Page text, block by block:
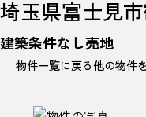
埼玉県富士見
建築条件なし売地
物件一覧に戻る他の物件